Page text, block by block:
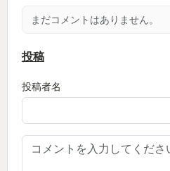
でも、「ギュスターヴ ヴ
同じような体験した人も多
未プレイなのにここまで読
まだコメントはありません。
投稿
投稿者名